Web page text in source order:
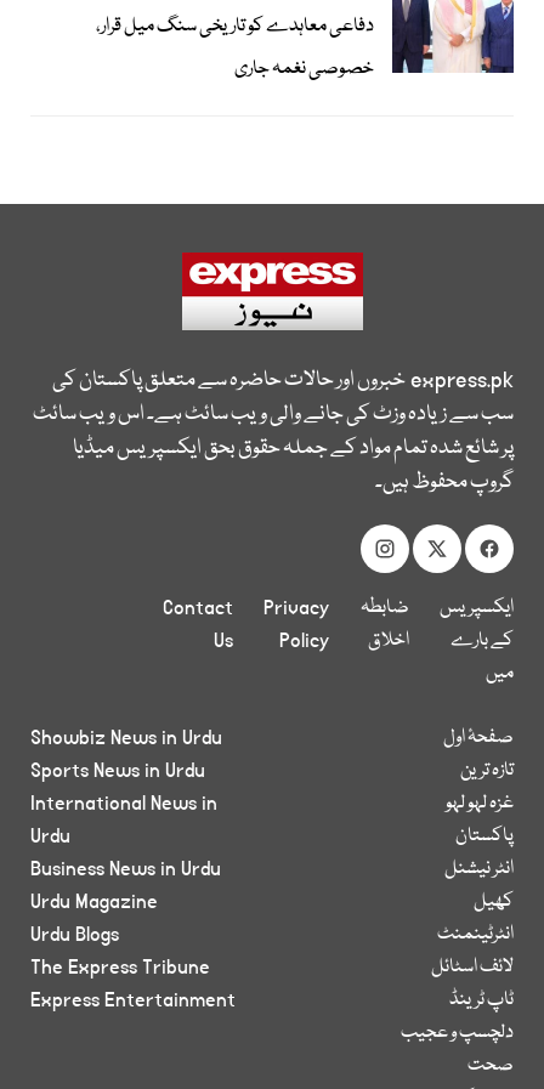
دفاعی معاہدے کو تاریخی سنگ میل قرار،
خصوصی نغمہ جاری
express.pkخبروں اور حالات حاضرہ سے متعلق پاکستان کی
سب سے زیادہ وزٹ کی جانے والی ویب سائٹ ہے۔ اس ویب سائٹ
پر شائع شدہ تمام مواد کے جملہ حقوق بحق ایکسپریس میڈیا
گروپ محفوظ ہیں۔
ایکسپریس
کے بارے
میں
ضابطہ
اخلاق
Privacy
Policy
Contact
Us
صفحۂ اول
تازہ ترین
غزہ لہو لہو
پاکستان
انٹر نیشنل
کھیل
انٹرٹینمنٹ
لائف اسٹائل
ٹاپ ٹرینڈ
دلچسپ و عجیب
صحت
Showbiz News in Urdu
Sports News in Urdu
International News in
Urdu
Business News in Urdu
Urdu Magazine
Urdu Blogs
The Express Tribune
Express Entertainment